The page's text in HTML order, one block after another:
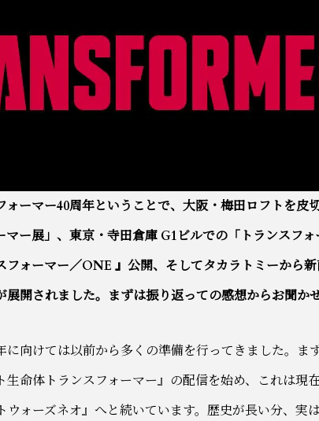
ーマー40周年ということで、大阪・梅田ロフトを皮
ー展」、東京・寺田倉庫 G1ビルでの「トランスフォ
ォーマー／ONE 』公開、そしてタカラトミーから新
展開されました。まずは振り返っての感想からお聞か
に向けては以前から多くの準備を行ってきました。ま
生命体トランスフォーマー』の配信を始め、これは現
ウォーズネオ』へと続いています。歴史が長い分、実